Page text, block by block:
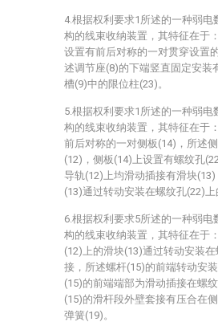
4.根据权利要求1所述的一种弱电
构的线束收纳装置，其特征在于
设置有前后对称的一对贯穿设置
述调节座(8)的下端竖直固定安装
槽(9)中的限位柱(23)。
5.根据权利要求1所述的一种弱电
构的线束收纳装置，其特征在于
前后对称的一对侧板(14)，所述
(12)，侧板(14)上设置有螺纹孔
导轨(12)上均滑动插接有滑块
(13)通过转动安装在螺纹孔(22)上
6.根据权利要求5所述的一种弱电
构的线束收纳装置，其特征在于
(12)上的滑块(13)通过转动安装
接，所述螺杆(15)的前端转动安
(15)的前端端部为滑动插接在螺
(15)的滑杆段外壁套接有压合在
弹簧(19)。